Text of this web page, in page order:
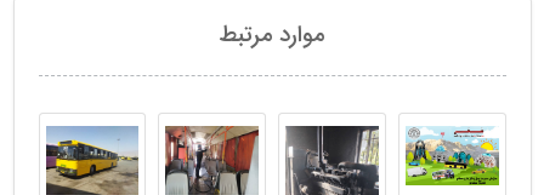
موارد مرتبط